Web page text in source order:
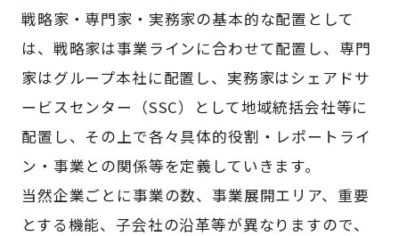
戦略家・専門家・実務家の基本的な配置として
は、戦略家は事業ラインに合わせて配置し、専門
家はグループ本社に配置し、実務家はシェアドサ
ービスセンター（SSC）として地域統括会社等に
配置し、その上で各々具体的役割・レポートライ
ン・事業との関係等を定義していきます。
当然企業ごとに事業の数、事業展開エリア、重要
とする機能、子会社の沿革等が異なりますので、